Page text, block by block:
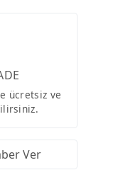
ücretsiz ve
Ver